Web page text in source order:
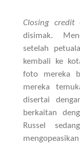
Closing credit
disimak.
setelah
kembali ke
foto mereka
mereka
disertai
berkaitan
Russel